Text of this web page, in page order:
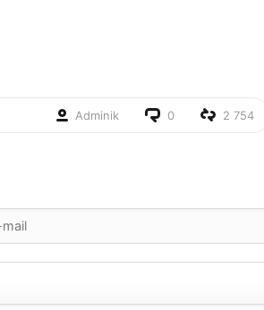
Adminik 0 2 754